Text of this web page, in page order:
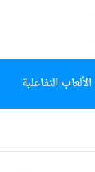
الألعاب التفاعلية